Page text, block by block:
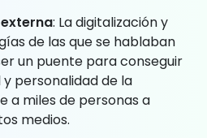
: La digitalización y
de las que se hablaban
un puente para conseguir
personalidad de la
a miles de personas a
medios.